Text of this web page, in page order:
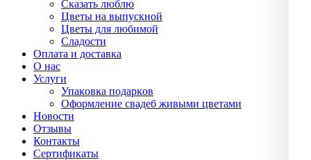
Сказать люблю
Цветы на выпускной
Цветы для любимой
Сладости
Оплата и доставка
О нас
Услуги
Упаĸовĸа подарĸов
Оформление свадеб живыми цветами
Новости
Отзывы
Контакты
Сертификаты